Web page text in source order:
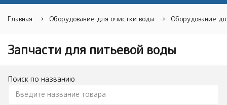
Главная Оборудование для очистки воды Оборудование
Запчасти для питьевой воды
Поиск по названию